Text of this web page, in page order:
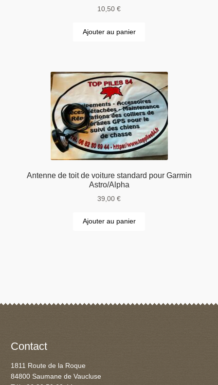
10,50 €
Ajouter au panier
Antenne de toit de voiture standard pour Garmin
Astro/Alpha
39,00 €
Ajouter au panier
Contact
1811 Route de la Roque
84800 Saumane de Vaucluse